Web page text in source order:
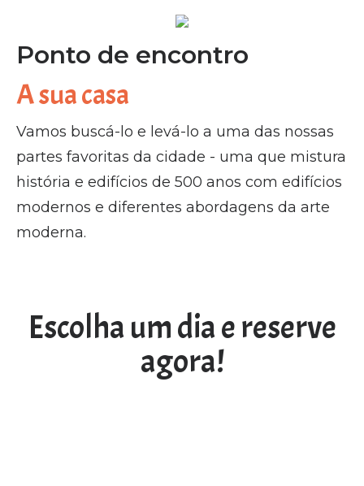
Ponto de encontro
A sua casa
Vamos buscá-lo e levá-lo a uma das nossas
partes favoritas da cidade - uma que mistura
história e edifícios de 500 anos com edifícios
modernos e diferentes abordagens da arte
moderna.
Escolha um dia e reserve
agora!